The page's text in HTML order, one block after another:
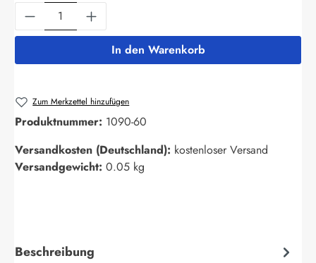
Produkt Anzahl: Gib den gewünschten
In den Warenkorb
Zum Merkzettel hinzufügen
Produktnummer: 1090-60
Versandkosten (Deutschland): kostenloser Versand
Versandgewicht: 0.05 kg
Beschreibung